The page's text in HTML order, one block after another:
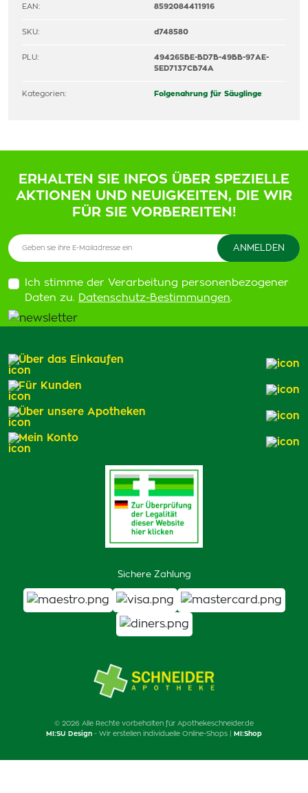
EAN: 8592084411916
SKU: d748580
PLU:
494265BE-BD7B-49BB-97AE-
5ED7137CB74A
Kategorien: Folgenahrung für Säuglinge
ERHALTEN SIE INFOS ÜBER SPEZIELLE
AKTIONEN UND NEUIGKEITEN, DIE WIR
FÜR SIE VORBEREITEN!
Ich stimme der Verarbeitung personenbezogener
Daten zu. Datenschutz-Bestimmungen.
Sichere Zahlung
Über das Einkaufen
Für Kunden
Über unsere Apotheken
Mein Konto
© 2026 Alle Rechte vorbehalten für Apothekeschneider.de
MI:SU Design - Wir erstellen individuelle Online-Shops | MI:Shop